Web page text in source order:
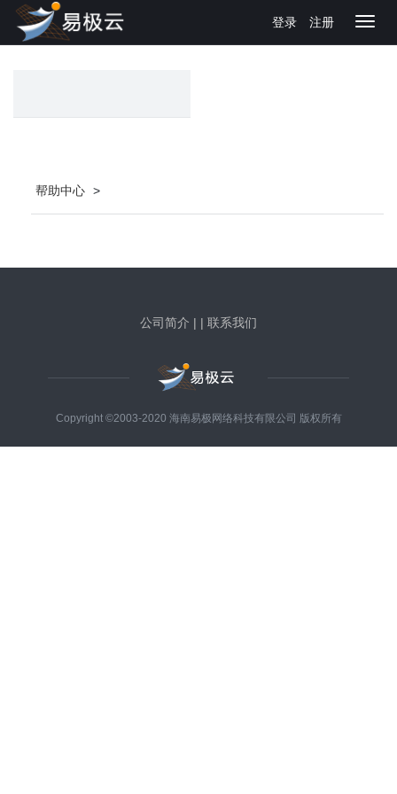
登录 注册
帮助中心 >
公司简介 | | 联系我们
Copyright ©2003-2020 海南易极网络科技有限公司 版权所有